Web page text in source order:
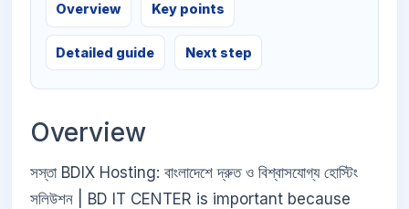
Overview Key points
Detailed guide Next step
Overview
সস্তা BDIX Hosting: বাংলাদেশে দ্রুত ও বিশ্বাসযোগ্য হোস্টিং
সলিউশন | BD IT CENTER is important because